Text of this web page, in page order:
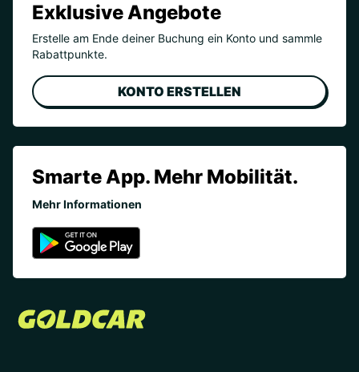
Exklusive Angebote
Erstelle am Ende deiner Buchung ein Konto und sammle
Rabattpunkte.
KONTO ERSTELLEN
Smarte App. Mehr Mobilität.
Mehr Informationen